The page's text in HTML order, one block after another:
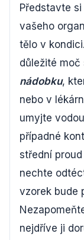
Představte
vašeho
tělo v
důležité moč
nádobku,
nebo v
umyjte
případné
střední
nechte
vzorek bude
nejdříve ji